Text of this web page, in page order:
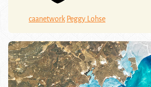
caanetwork Peggy Lohse